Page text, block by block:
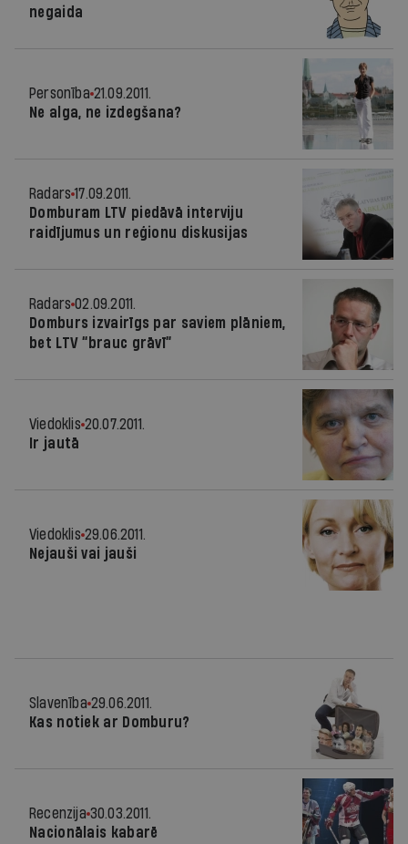
negaida
Personība 21.09.2011.
Ne alga, ne izdegšana?
Radars 17.09.2011.
Domburam LTV piedāvā interviju
raidījumus un reģionu diskusijas
Radars 02.09.2011.
Domburs izvairīgs par saviem plāniem,
bet LTV “brauc grāvī”
Viedoklis 20.07.2011.
Ir jautā
Viedoklis 29.06.2011.
Nejauši vai jauši
Slavenība 29.06.2011.
Kas notiek ar Domburu?
Recenzija 30.03.2011.
Nacionālais kabarē